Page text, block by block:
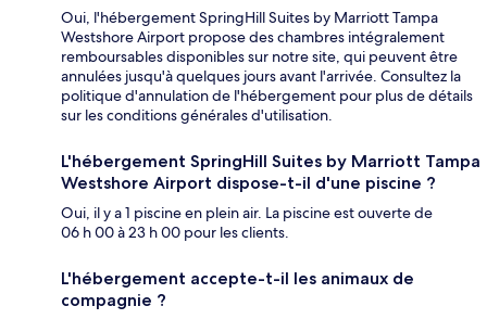
Oui, l'hébergement SpringHill Suites by Marriott Tampa
Westshore Airport propose des chambres intégralement
remboursables disponibles sur notre site, qui peuvent être
annulées jusqu'à quelques jours avant l'arrivée. Consultez la
politique d'annulation de l'hébergement pour plus de détails
sur les conditions générales d'utilisation.
L'hébergement SpringHill Suites by Marriott Tampa
Westshore Airport dispose-t-il d'une piscine ?
Oui, il y a 1 piscine en plein air. La piscine est ouverte de
06 h 00 à 23 h 00 pour les clients.
L'hébergement accepte-t-il les animaux de
compagnie ?